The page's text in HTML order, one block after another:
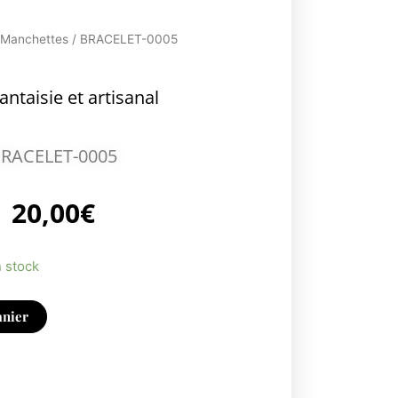
/ BRACELET-0005
et artisanal
0005
20,00€
stock